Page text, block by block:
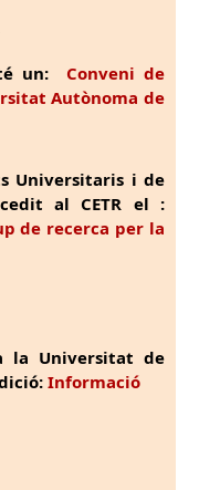
té un: Conveni de
Autònoma de
Universitaris i de
al CETR el :
de recerca per la
la Universitat de
Informació